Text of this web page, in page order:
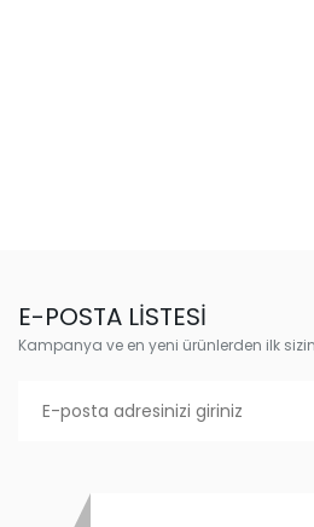
E-POSTA LİSTESİ
Kampanya ve en yeni ürünlerden ilk